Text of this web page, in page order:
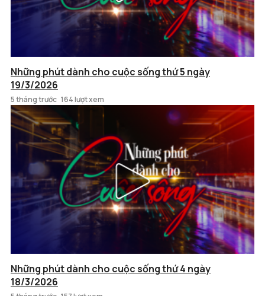
Những phút dành cho cuộc sống thứ 5 ngày
19/3/2026
5 tháng trước 164 lượt xem
Những phút dành cho cuộc sống thứ 4 ngày
18/3/2026